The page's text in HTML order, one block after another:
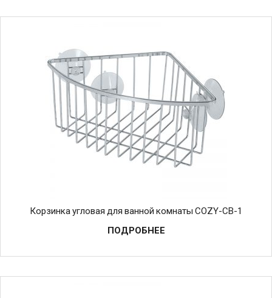
Корзинка угловая для ванной комнаты COZY-CB-1
ПОДРОБНЕЕ